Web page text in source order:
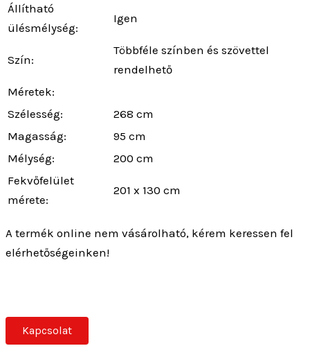
Állítható
ülésmélység:
Igen
Szín:
Többféle színben és szövettel
rendelhető
Méretek:
Szélesség:
268 cm
Magasság:
95 cm
Mélység:
200 cm
Fekvőfelület
mérete:
201 x 130 cm
A termék online nem vásárolható, kérem keressen fel
elérhetőségeinken!
Kapcsolat